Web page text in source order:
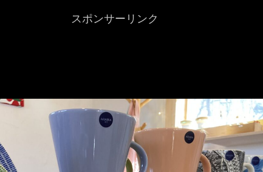
スポンサーリンク